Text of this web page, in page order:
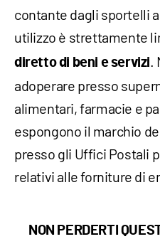
contante dagli sportelli
utilizzo è strettamente
diretto di beni e servizi.
adoperare presso
alimentari, farmacie e
espongono il marchio
presso gli Uffici Postali
relativi alle forniture di
NON PERDERTI